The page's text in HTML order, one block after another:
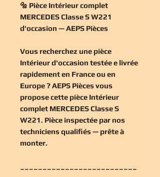
🔩 Pièce Intérieur complet
MERCEDES Classe S W221
d'occasion — AEPS Pièces
Vous recherchez une pièce
Intérieur d'occasion testée e livrée
rapidement en France ou en
Europe ? AEPS Pièces vous
propose cette pièce Intérieur
complet MERCEDES Classe S
W221. Pièce inspectée par nos
techniciens qualifiés — prête à
monter.